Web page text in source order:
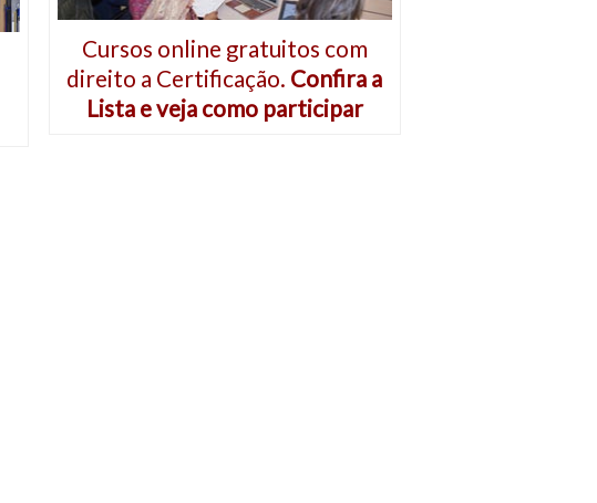
Cursos online gratuitos com
direito a Certificação. Confira a
Lista e veja como participar